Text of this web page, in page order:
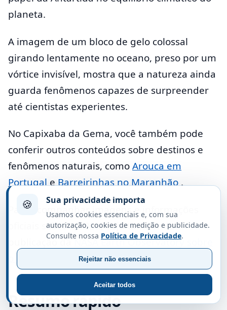
planeta.
A imagem de um bloco de gelo colossal
girando lentamente no oceano, preso por um
vórtice invisível, mostra que a natureza ainda
guarda fenômenos capazes de surpreender
até cientistas experientes.
No Capixaba da Gema, você também pode
conferir outros conteúdos sobre destinos e
fenômenos naturais, comoArouca em
PortugaleBarreirinhas no Maranhão.
Para acompanhar imagens e informações
oficiais sobre o A23a, veja também a
publicação daNASA Earth Observatory sobre
.
Resumo rápido
🍪 Sua privacidade importa
Usamos cookies essenciais e, com sua
autorização, cookies de medição e publicidade.
Consulte nossa Política de Privacidade.
Aceitar todos
Rejeitar não essenciais